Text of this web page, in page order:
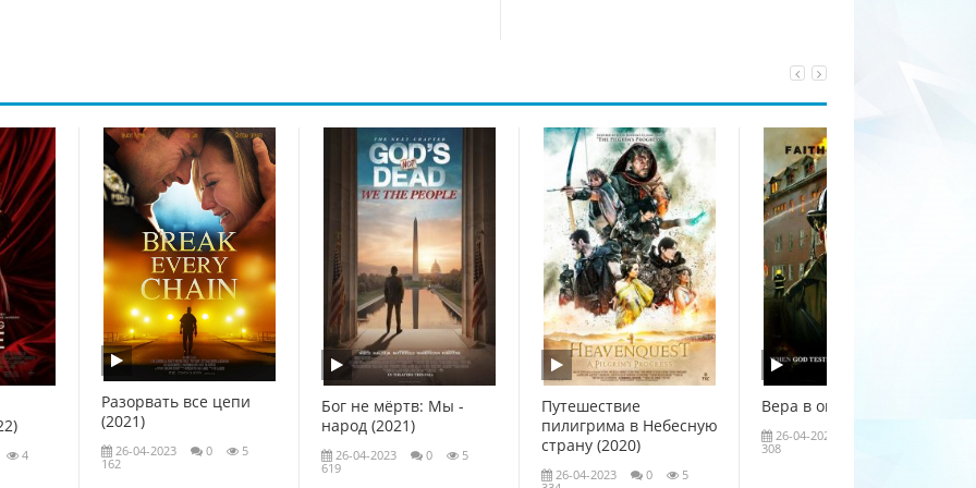
4
Разорвать все цепи
(2021)
26-04-2023 0
5
162
Бог не мёртв: Мы -
народ (2021)
26-04-2023 0
5
619
Путешествие
пилигрима в Небесную
страну (2020)
26-04-2023 0
5
Вера в огне (2020)
26-04-2023
308